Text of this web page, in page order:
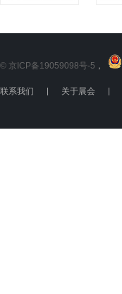
© 京ICP备19059098号-5 ，
联系我们 关于展会